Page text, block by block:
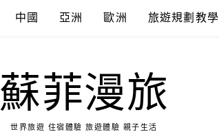
中國 亞洲 歐洲 旅遊規劃教學
蘇菲漫旅
世界旅遊 住宿體驗 旅遊體驗 親子生活